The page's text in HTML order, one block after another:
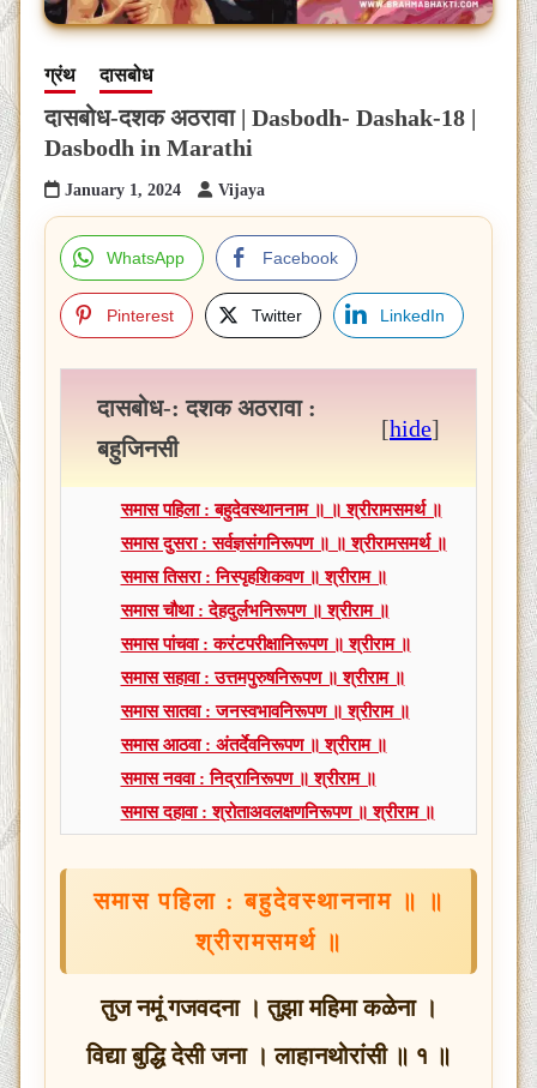
ग्रंथ दासबोध
दासबोध-दशक अठरावा | Dasbodh- Dashak-18 |
Dasbodh in Marathi
January 1, 2024 Vijaya
WhatsApp Facebook
Pinterest Twitter LinkedIn
दासबोध-: दशक अठरावा :
बहुजिनसी
[hide]
समास पहिला : बहुदेवस्थाननाम ॥ ॥ श्रीरामसमर्थ ॥
समास दुसरा : सर्वज्ञसंगनिरूपण ॥ ॥ श्रीरामसमर्थ ॥
समास तिसरा : निस्पृहशिकवण ॥ श्रीराम ॥
समास चौथा : देहदुर्लभनिरूपण ॥ श्रीराम ॥
समास पांचवा : करंटपरीक्षानिरूपण ॥ श्रीराम ॥
समास सहावा : उत्तमपुरुषनिरूपण ॥ श्रीराम ॥
समास सातवा : जनस्वभावनिरूपण ॥ श्रीराम ॥
समास आठवा : अंतर्देवनिरूपण ॥ श्रीराम ॥
समास नववा : निद्रानिरूपण ॥ श्रीराम ॥
समास दहावा : श्रोताअवलक्षणनिरूपण ॥ श्रीराम ॥
समास पहिला : बहुदेवस्थाननाम ॥ ॥
श्रीरामसमर्थ ॥
तुज नमूं गजवदना । तुझा महिमा कळेना ।
विद्या बुद्धि देसी जना । लाहानथोरांसी ॥ १ ॥